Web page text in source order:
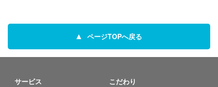
ページTOPへ戻る
サービス こだわり